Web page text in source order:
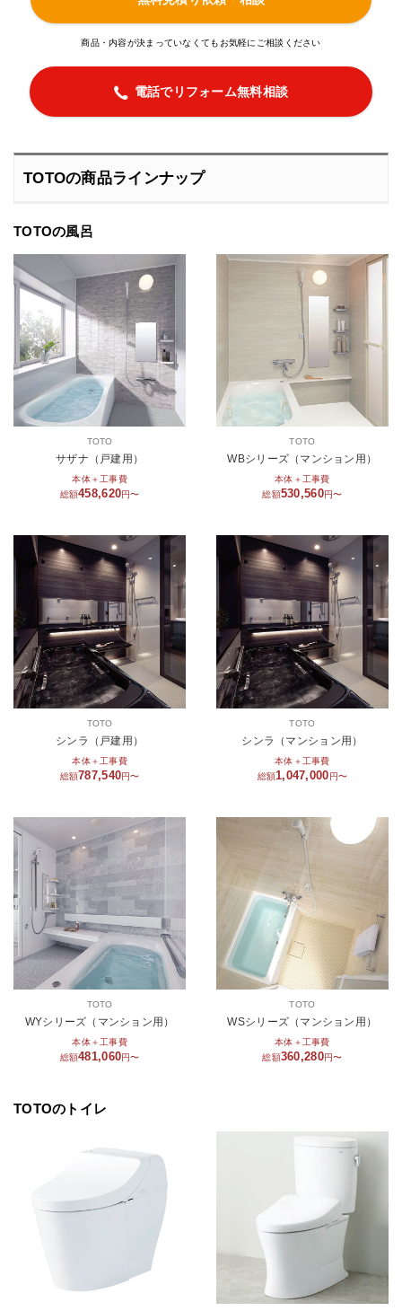
商品・内容が決まっていなくてもお気軽にご相談ください
電話でリフォーム無料相談
TOTOの商品ラインナップ
TOTOの風呂
TOTO
サザナ（戸建用）
本体＋工事費
総額458,620円〜
TOTO
WBシリーズ（マンション用）
本体＋工事費
総額530,560円〜
TOTO
シンラ（戸建用）
本体＋工事費
総額787,540円〜
TOTO
シンラ（マンション用）
本体＋工事費
総額1,047,000円〜
TOTO
WYシリーズ（マンション用）
本体＋工事費
総額481,060円〜
TOTO
WSシリーズ（マンション用）
本体＋工事費
総額360,280円〜
TOTOのトイレ